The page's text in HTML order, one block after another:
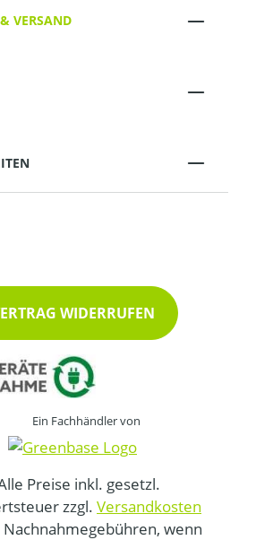
VERSAND
WIDERRUFEN
Ein Fachhändler von
Preise inkl. gesetzl.
zzgl. Versandkosten
Nachnahmegebühren, wenn